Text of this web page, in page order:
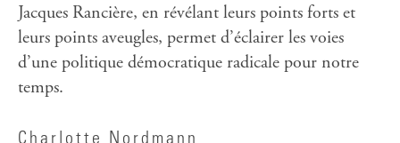
Jacques Rancière, en révélant leurs points forts et
leurs points aveugles, permet d’éclairer les voies
d’une politique démocratique radicale pour notre
temps.